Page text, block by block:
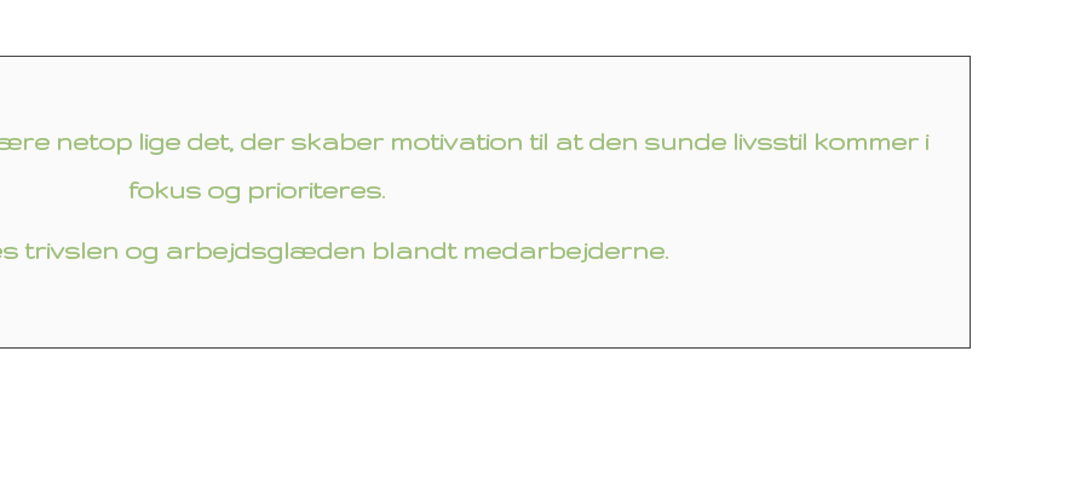
netop lige det, der skaber motivation til at den sunde livsstil kommer i
fokus og prioriteres.
trivslen og arbejdsglæden blandt medarbejderne.